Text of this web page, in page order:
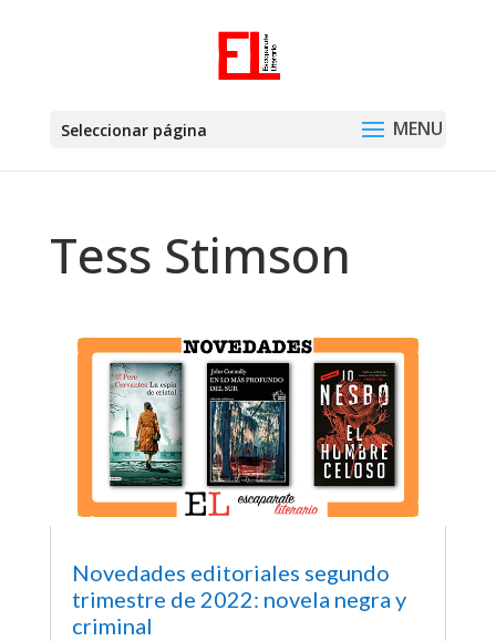
Seleccionar página
Tess Stimson
Novedades editoriales segundo
trimestre de 2022: novela negra y
criminal